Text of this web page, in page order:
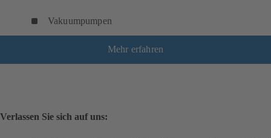
Vakuumpumpen
Mehr erfahren
Verlassen Sie sich auf uns: